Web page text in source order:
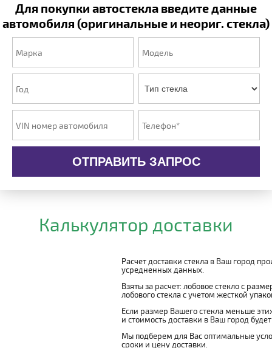
Для покупки автостекла введите данные
автомобиля (оригинальные и неориг. стекла)
ОТПРАВИТЬ ЗАПРОС
Калькулятор доставки
Расчет доставки стекла в Ваш город
усредненных данных.
Взяты за расчет: лобовое стекло с
лобового стекла с учетом жесткой
Если размер Вашего стекла меньше
и стоимость доставки в Ваш город
Мы подберем для Вас оптимальные
сроки и цену доставки.